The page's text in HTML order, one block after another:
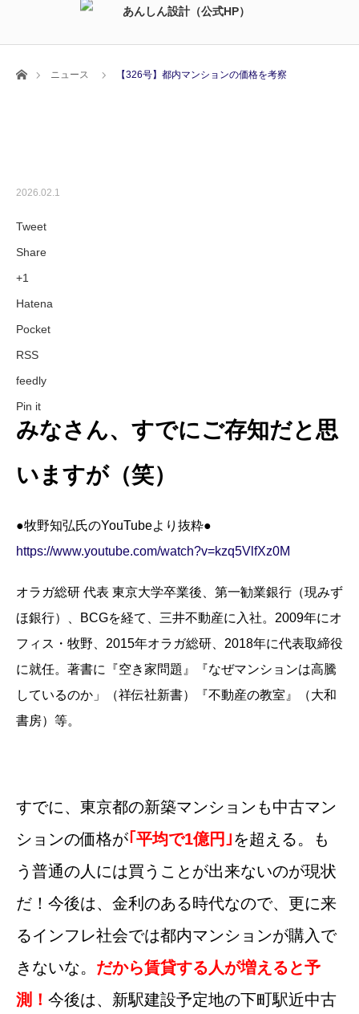
ホームニュース 【326号】都内マンションの価格を考察
2026.02.1
Tweet
Share
+1
Hatena
Pocket
RSS
feedly
Pin it
みなさん、すでにご存知だと思
いますが（笑）
●牧野知弘氏のYouTubeより抜粋●
https://www.youtube.com/watch?v=kzq5VlfXz0M
オラガ総研 代表 東京大学卒業後、第一勧業銀行（現みず
ほ銀行）、BCGを経て、三井不動産に入社。2009年にオ
フィス・牧野、2015年オラガ総研、2018年に代表取締役
に就任。著書に『空き家問題』『なぜマンションは高騰
しているのか」（祥伝社新書）『不動産の教室』（大和
書房）等。
すでに、東京都の新築マンションも中古マン
ションの価格が｢平均で1億円｣を超える。も
う普通の人には買うことが出来ないのが現状
だ！今後は、金利のある時代なので、更に来
るインフレ社会では都内マンションが購入で
きないな。 だから賃貸する人が増えると予
測！ 今後は、新駅建設予定地の下町駅近中古